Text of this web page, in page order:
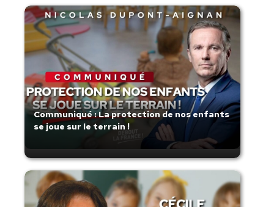
Communiqué : La protection de nos enfants
se joue sur le terrain !